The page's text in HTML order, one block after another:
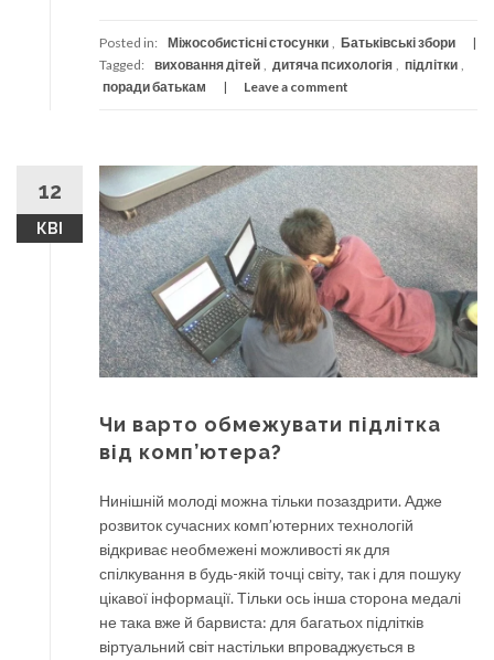
Posted in: Міжособистісні стосунки , Батьківські збори
Tagged:
виховання дітей , дитяча психологія , підлітки ,
поради батькам
Leave a comment
12
КВІ
Чи варто обмежувати підлітка
від комп’ютера?
Нинішній молоді можна тільки позаздрити. Адже
розвиток сучасних комп’ютерних технологій
відкриває необмежені можливості як для
спілкування в будь-якій точці світу, так і для пошуку
цікавої інформації. Тільки ось інша сторона медалі
не така вже й барвиста: для багатьох підлітків
віртуальний світ настільки впроваджується в